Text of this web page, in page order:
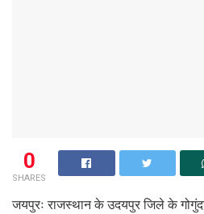
0
SHARES
जयपुरः राजस्थान के उदयपुर जिले के गोगुंदा